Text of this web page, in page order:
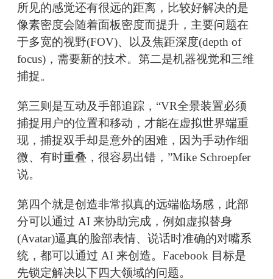
所见的感觉还有很远的距离，比较好解决的是
像素密度会随着面板密度而提升，主要问题在
于多宽的视野(FOV)、以及焦距深度(depth of
focus)，需要新的技术。第二是机器视觉和三维
捕捉。
第三则是互动及手部追踪，“VR全景装置必须
捕捉用户的位置和移动，才能在虚拟世界端重
现，捕捉双手却是意外的困难，因为手动作细
微、有时重叠，很容易出错，”Mike Schroepfer
说。
第四个就是创造非常拟真的远端临场感，此部
分可以通过 AI 来协助完成，例如虚拟替身
(Avatar)逼真的脸部表情、说话时准确的对嘴系
统，都可以通过 AI 来创造。Facebook 目标是
先锁定解决以下四大领域的问题。